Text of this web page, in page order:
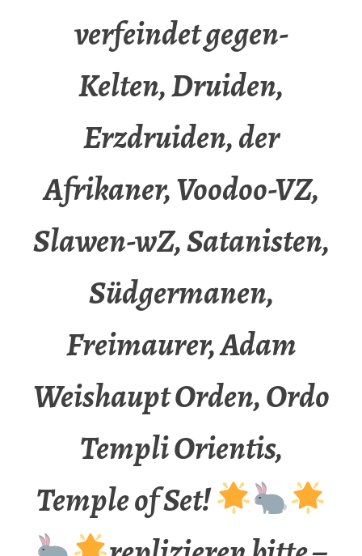
verfeindet gegen-
Kelten, Druiden,
Erzdruiden, der
Afrikaner, Voodoo-VZ,
Slawen-wZ, Satanisten,
Südgermanen,
Freimaurer, Adam
Weishaupt Orden, Ordo
Templi Orientis,
Temple of Set!